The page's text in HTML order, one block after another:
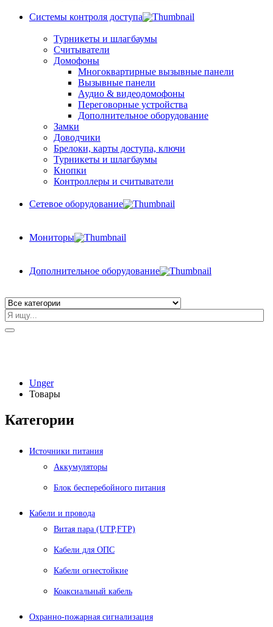
Системы контроля доступа
Турникеты и шлагбаумы
Cчитыватели
Домофоны
Многоквартирные вызывные панели
Вызывные панели
Аудио & видеодомофоны
Переговорные устройства
Дополнительное оборудование
Замки
Доводчики
Брелоки, карты доступа, ключи
Турникеты и шлагбаумы
Кнопки
Контроллеры и считыватели
Сетевое оборудование
Мониторы
Дополнительное оборудование
Unger
Товары
Категории
Источники питания
Аккумуляторы
Блок бесперебойного питания
Кабели и провода
Витая пара (UTP,FTP)
Кабели для ОПС
Кабели огнестойкие
Коаксиальный кабель
Охранно-пожарная сигнализация